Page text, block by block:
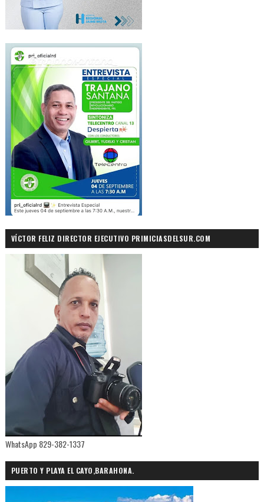
VÍCTOR FELIZ DIRECTOR EJECUTIVO PRIMICIASDELSUR.COM
WhatsApp 829-382-1337
PUERTO Y PLAYA EL CAYO,BARAHONA.